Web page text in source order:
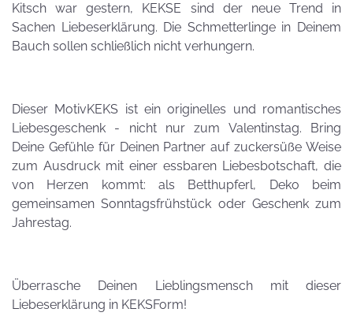
Kitsch war gestern, KEKSE sind der neue Trend in
Sachen Liebeserklärung. Die Schmetterlinge in Deinem
Bauch sollen schließlich nicht verhungern.
Dieser MotivKEKS ist ein originelles und romantisches
Liebesgeschenk - nicht nur zum Valentinstag. Bring
Deine Gefühle für Deinen Partner auf zuckersüße Weise
zum Ausdruck mit einer essbaren Liebesbotschaft, die
von Herzen kommt: als Betthupferl, Deko beim
gemeinsamen Sonntagsfrühstück oder Geschenk zum
Jahrestag.
Überrasche Deinen Lieblingsmensch mit dieser
Liebeserklärung in KEKSForm!